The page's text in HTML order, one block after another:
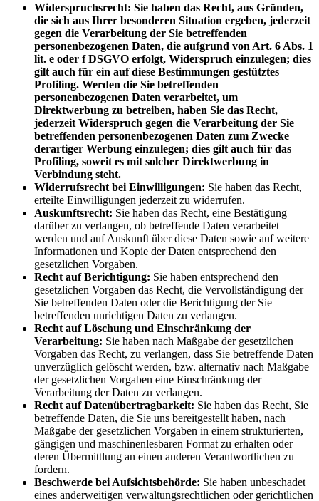
Widerspruchsrecht: Sie haben das Recht, aus Gründen,
die sich aus Ihrer besonderen Situation ergeben, jederzeit
gegen die Verarbeitung der Sie betreffenden
personenbezogenen Daten, die aufgrund von Art. 6 Abs. 1
lit. e oder f DSGVO erfolgt, Widerspruch einzulegen; dies
gilt auch für ein auf diese Bestimmungen gestütztes
Profiling. Werden die Sie betreffenden
personenbezogenen Daten verarbeitet, um
Direktwerbung zu betreiben, haben Sie das Recht,
jederzeit Widerspruch gegen die Verarbeitung der Sie
betreffenden personenbezogenen Daten zum Zwecke
derartiger Werbung einzulegen; dies gilt auch für das
Profiling, soweit es mit solcher Direktwerbung in
Verbindung steht.
Widerrufsrecht bei Einwilligungen: Sie haben das Recht,
erteilte Einwilligungen jederzeit zu widerrufen.
Auskunftsrecht: Sie haben das Recht, eine Bestätigung
darüber zu verlangen, ob betreffende Daten verarbeitet
werden und auf Auskunft über diese Daten sowie auf weitere
Informationen und Kopie der Daten entsprechend den
gesetzlichen Vorgaben.
Recht auf Berichtigung: Sie haben entsprechend den
gesetzlichen Vorgaben das Recht, die Vervollständigung der
Sie betreffenden Daten oder die Berichtigung der Sie
betreffenden unrichtigen Daten zu verlangen.
Recht auf Löschung und Einschränkung der
Verarbeitung: Sie haben nach Maßgabe der gesetzlichen
Vorgaben das Recht, zu verlangen, dass Sie betreffende Daten
unverzüglich gelöscht werden, bzw. alternativ nach Maßgabe
der gesetzlichen Vorgaben eine Einschränkung der
Verarbeitung der Daten zu verlangen.
Recht auf Datenübertragbarkeit: Sie haben das Recht, Sie
betreffende Daten, die Sie uns bereitgestellt haben, nach
Maßgabe der gesetzlichen Vorgaben in einem strukturierten,
gängigen und maschinenlesbaren Format zu erhalten oder
deren Übermittlung an einen anderen Verantwortlichen zu
fordern.
Beschwerde bei Aufsichtsbehörde: Sie haben unbeschadet
eines anderweitigen verwaltungsrechtlichen oder gerichtlichen